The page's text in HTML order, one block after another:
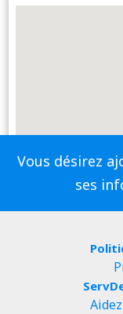
Vous désirez
ses